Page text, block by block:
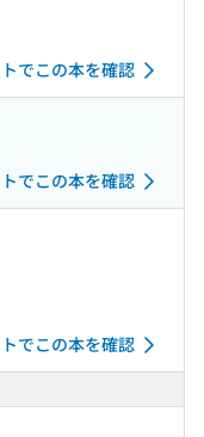
でこの本を確認
でこの本を確認
でこの本を確認